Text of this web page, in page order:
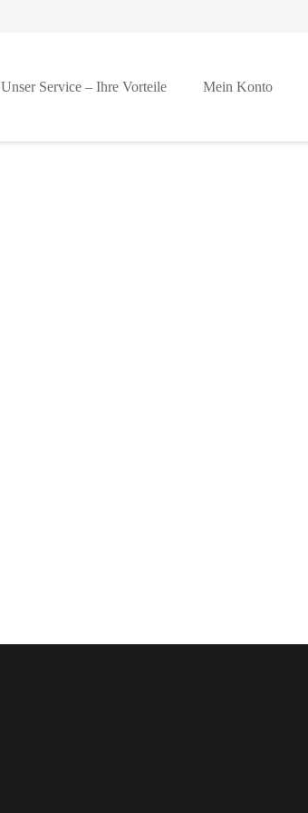
Unser Service – Ihre Vorteile Mein Konto